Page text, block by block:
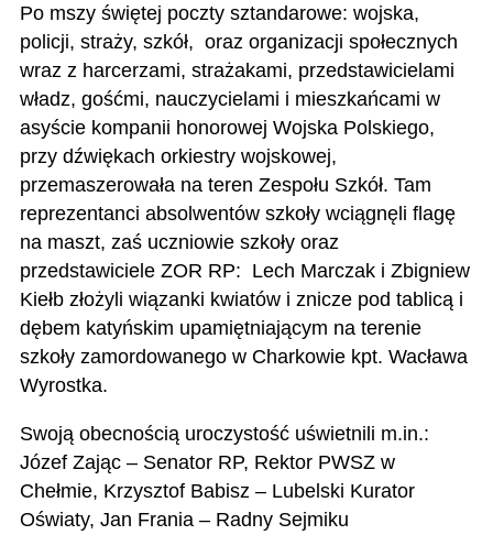
Po mszy świętej poczty sztandarowe: wojska,
policji, straży, szkół, oraz organizacji społecznych
wraz z harcerzami, strażakami, przedstawicielami
władz, gośćmi, nauczycielami i mieszkańcami w
asyście kompanii honorowej Wojska Polskiego,
przy dźwiękach orkiestry wojskowej,
przemaszerowała na teren Zespołu Szkół. Tam
reprezentanci absolwentów szkoły wciągnęli flagę
na maszt, zaś uczniowie szkoły oraz
przedstawiciele ZOR RP: Lech Marczak i Zbigniew
Kiełb złożyli wiązanki kwiatów i znicze pod tablicą i
dębem katyńskim upamiętniającym na terenie
szkoły zamordowanego w Charkowie kpt. Wacława
Wyrostka.
Swoją obecnością uroczystość uświetnili m.in.:
Józef Zając – Senator RP, Rektor PWSZ w
Chełmie, Krzysztof Babisz – Lubelski Kurator
Oświaty, Jan Frania – Radny Sejmiku